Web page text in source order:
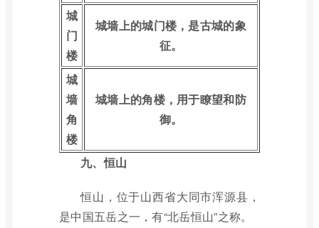
城
门
楼
城墙上的城门楼，是古城的象
征。
城
墙
角
楼
城墙上的角楼，用于瞭望和防
御。
九、恒山
恒山，位于山西省大同市浑源县，
是中国五岳之一，有“北岳恒山”之称。